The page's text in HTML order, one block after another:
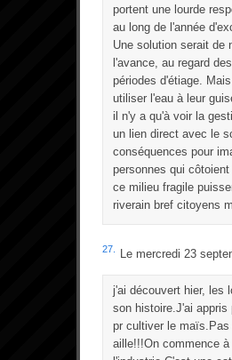
portent une lourde
au long de l'année
Une solution serait de
l'avance, au regard
périodes d'étiage.
utiliser l'eau à leur
il n'y a qu'à voir la
un lien direct avec le
conséquences pour
personnes qui
ce milieu fragile
riverain bref citoyens
27. Le mercredi 23
j'ai découvert hier, les
son histoire.J'ai appris
pr cultiver le maïs.Pas
aille!!!On commence